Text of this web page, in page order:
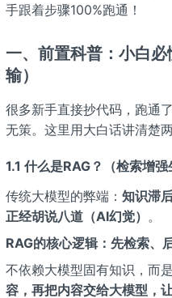
手跟着步骤100%跑通！
一、前置科普：小白
输）
很多新手直接抄代码，跑通
无策。这里用大白话讲清楚
1.1 什么是RAG？（检索增强
传统大模型的弊端： 知识滞
正经胡说八道（AI幻觉） 。
RAG的核心逻辑：先检索、
不依赖大模型固有知识，而是
容，再把内容交给大模型，